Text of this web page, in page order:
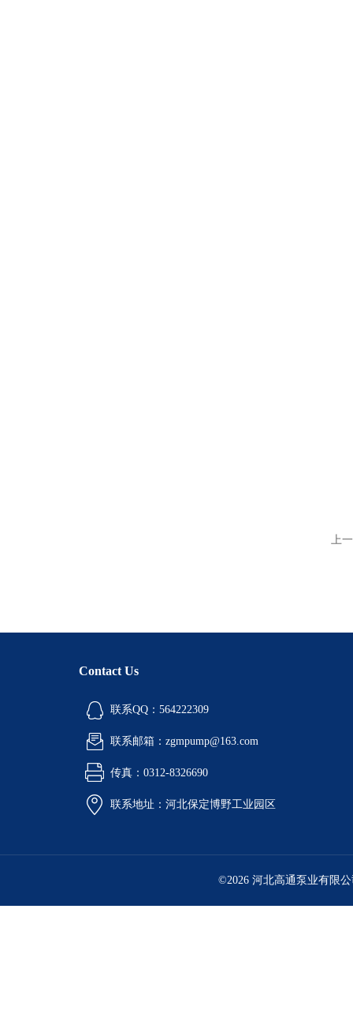
上
Contact Us
联系QQ：564222309
联系邮箱：zgmpump@163.com
传真：0312-8326690
联系地址：河北保定博野工业园区
©2026 河北高通泵业有限